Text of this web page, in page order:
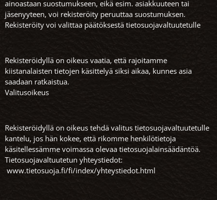
ainoastaan suostumukseen, eikä esim. asiakkuuteen tai
jäsenyyteen, voi rekisteröity peruuttaa suostumuksen.
Rekisteröity voi valittaa päätöksestä tietosuojavaltuutetulle
Rekisteröidyllä on oikeus vaatia, että rajoitamme
kiistanalaisten tietojen käsittelyä siksi aikaa, kunnes asia
saadaan ratkaistua.
Valitusoikeus
Rekisteröidyllä on oikeus tehdä valitus tietosuojavaltuutetulle
kantelu, jos hän kokee, että rikomme henkilötietoja
käsitellessämme voimassa olevaa tietosuojalainsäädäntöä.
Tietosuojavaltuutetun yhteystiedot:
www.tietosuoja.fi/fi/index/yhteystiedot.html